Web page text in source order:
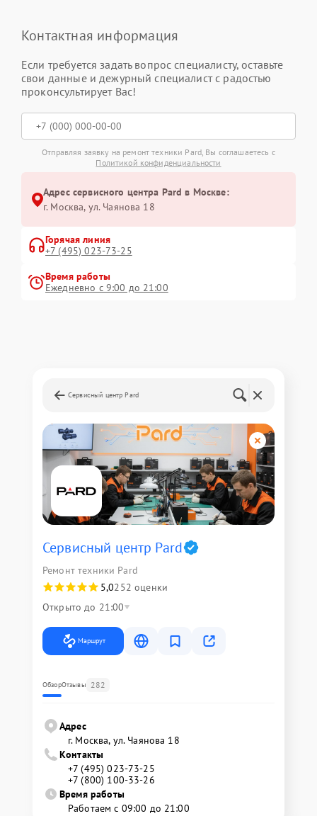
Контактная информация
Если требуется задать вопрос специалисту, оставьте
свои данные и дежурный специалист с радостью
проконсультирует Вас!
Отправляя заявку на ремонт техники Pard, Вы соглашаетесь с
Политикой конфиденциальности
Адрес сервисного центра Pard в Москве:
г. Москва, ул. Чаянова 18
Горячая линия
+7 (495) 023-73-25
Время работы
Ежедневно с 9:00 до 21:00
Сервисный центр Pard
Сервисный центр Pard
Ремонт техники Pard
5,0252 оценки
Открыто до 21:00
Маршрут
ОбзорОтзывы 282
Адрес
г. Москва, ул. Чаянова 18
Контакты
+7 (495) 023-73-25
+7 (800) 100-33-26
Время работы
Работаем с 09:00 до 21:00